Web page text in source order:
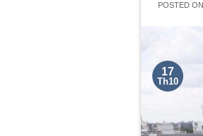
POSTED ON
17
Th10